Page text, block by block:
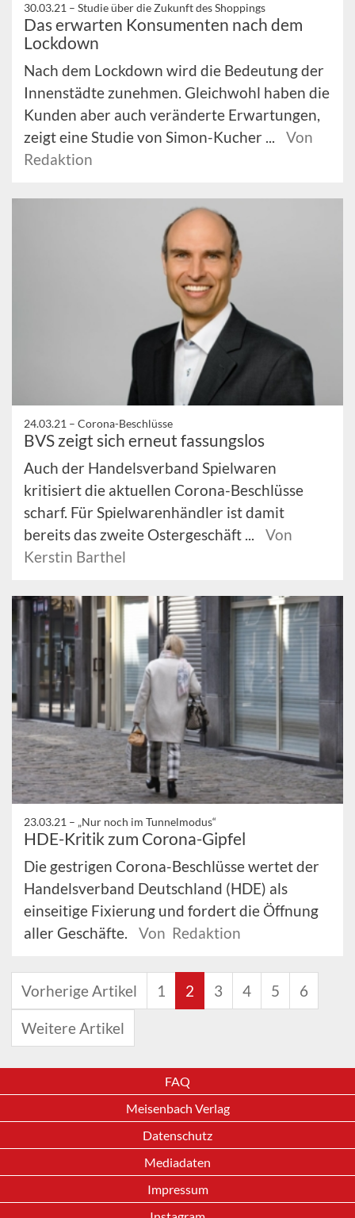
30.03.21 – Studie über die Zukunft des Shoppings
Das erwarten Konsumenten nach dem
Lockdown
Nach dem Lockdown wird die Bedeutung der
Innenstädte zunehmen. Gleichwohl haben die
Kunden aber auch veränderte Erwartungen,
zeigt eine Studie von Simon-Kucher ...
Von
Redaktion
24.03.21 – Corona-Beschlüsse
BVS zeigt sich erneut fassungslos
Auch der Handelsverband Spielwaren
kritisiert die aktuellen Corona-Beschlüsse
scharf. Für Spielwarenhändler ist damit
bereits das zweite Ostergeschäft ...
Von
Kerstin Barthel
23.03.21 – „Nur noch im Tunnelmodus“
HDE-Kritik zum Corona-Gipfel
Die gestrigen Corona-Beschlüsse wertet der
Handelsverband Deutschland (HDE) als
einseitige Fixierung und fordert die Öffnung
aller Geschäfte.
Von Redaktion
Vorherige Artikel 1 2 3 4 5 6
Weitere Artikel
FAQ
Meisenbach Verlag
Datenschutz
Mediadaten
Impressum